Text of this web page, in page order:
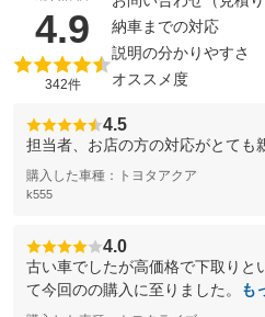
4.9 （5点満
342件
納車までの対応
説明の分かりやすさ
オススメ度
4.5
担当者、お店の方の対応がとても
購入した車種：トヨタアクア
k555
4.0
古い車でしたが高価格で下取りと
て今回のの購入に至りました。
も